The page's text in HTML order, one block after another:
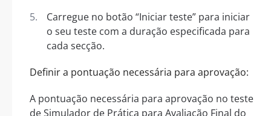
Carregue no botão “Iniciar teste” para iniciar
o seu teste com a duração especificada para
cada secção.
Definir a pontuação necessária para aprovação:
A pontuação necessária para aprovação no teste
de Simulador de Prática para Avaliação Final do